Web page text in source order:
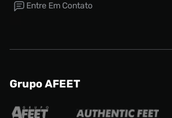
Entre Em Contato
Grupo AFEET